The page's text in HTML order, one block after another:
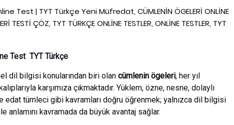
Test | TYT Türkçe Yeni Müfredat, CÜMLENİN ÖGELERİ ONLİNE
TESTİ ÇÖZ, TYT TÜRKÇE ONLİNE TESTLER, ONLİNE TESTLER, TYT
Test TYT Türkçe
dil bilgisi konularından biri olan cümlenin ögeleri, her yıl
karşımıza çıkmaktadır. Yüklem, özne, nesne, dolaylı
edat tümleci gibi kavramları doğru öğrenmek; yalnızca dil bilgisi
anlamını kavramada da büyük avantaj sağlar.